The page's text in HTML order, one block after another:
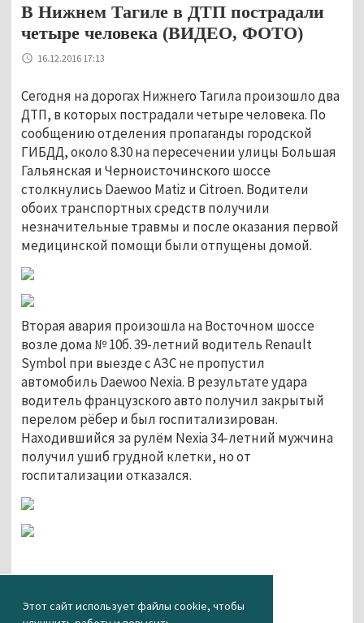
Этот сайт использует файлы cookie, чтобы
В Нижнем Тагиле в ДТП пострадали
четыре человека (ВИДЕО, ФОТО)
16.12.2016 17:13
Сегодня на дорогах Нижнего Тагила произошло два
ДТП, в которых пострадали четыре человека. По
сообщению отделения пропаганды городской
ГИБДД, около 8.30 на пересечении улицы Большая
Гальянская и Черноисточинского шоссе
столкнулись Daewoo Matiz и Citroen. Водители
обоих транспортных средств получили
незначительные травмы и после оказания первой
медицинской помощи были отпущены домой.
Вторая авария произошла на Восточном шоссе
возле дома № 10б. 39-летний водитель Renault
Symbol при выезде с АЗС не пропустил
автомобиль Daewoo Nexia. В результате удара
водитель французского авто получил закрытый
перелом рёбер и был госпитализирован.
Находившийся за рулём Nexia 34-летний мужчина
получил ушиб грудной клетки, но от
госпитализации отказался.